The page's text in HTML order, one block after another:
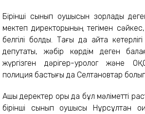
Бірінші сынып оқушысын зорлады
мектеп директорының тегімен
белгілі болды. Тағы да айта
депутаты, жәбір көрдім деген
жүргізген дәрігер-уролог және
полиция бастығы да Селтановтар
Ашық деректер қоры да бұл мәліметті
бірінші сынып оқушысы Нұрсұлтан